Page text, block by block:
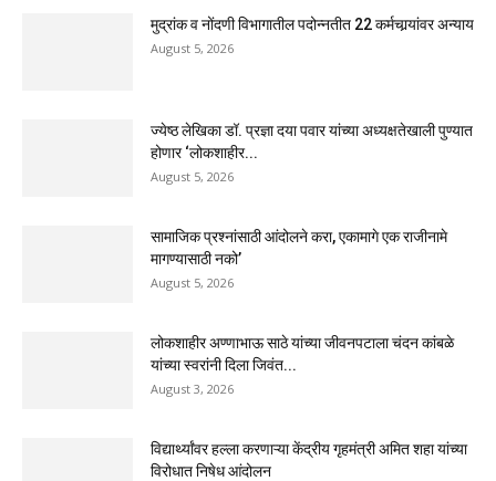
मुद्रांक व नोंदणी विभागातील पदोन्नतीत 22 कर्मचार्‍यांवर अन्याय
August 5, 2026
ज्येष्ठ लेखिका डॉ. प्रज्ञा दया पवार यांच्या अध्यक्षतेखाली पुण्यात
होणार ‘लोकशाहीर...
August 5, 2026
सामाजिक प्रश्नांसाठी आंदोलने करा, एकामागे एक राजीनामे
मागण्यासाठी नको’
August 5, 2026
लोकशाहीर अण्णाभाऊ साठे यांच्या जीवनपटाला चंदन कांबळे
यांच्या स्वरांनी दिला जिवंत...
August 3, 2026
विद्यार्थ्यांवर हल्ला करणाऱ्या केंद्रीय गृहमंत्री अमित शहा यांच्या
विरोधात निषेध आंदोलन